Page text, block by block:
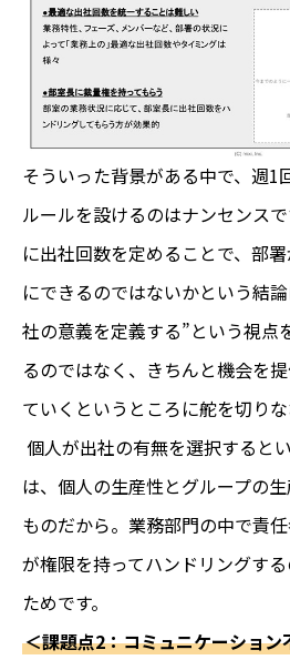
そういった背景がある中で、週1
ルールを設けるのはナンセンス
に出社回数を定めることで、部
にできるのではないかという結
社の意義を定義する”という視点
るのではなく、きちんと機会を
ていくというところに舵を切りな
個人が出社の有無を選択すると
は、個人の生産性とグループの
ものだから。業務部門の中で責
が権限を持ってハンドリングす
ためです。
＜課題点2：コミュニケーション